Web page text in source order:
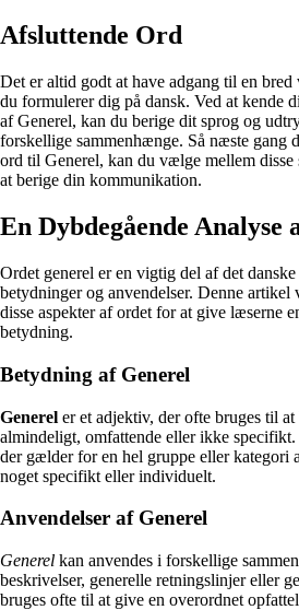
Afsluttende Ord
Det er altid godt at have adgang til en
du formulerer dig på dansk. Ved at kende
af Generel, kan du berige dit sprog og
forskellige sammenhænge. Så næste gang
ord til Generel, kan du vælge mellem
at berige din kommunikation.
En Dybdegående Analyse
Ordet generel er en vigtig del af det
betydninger og anvendelser. Denne
disse aspekter af ordet for at give læserne
betydning.
Betydning af Generel
Generel er et adjektiv, der ofte bruges til
almindeligt, omfattende eller ikke
der gælder for en hel gruppe eller kategori
noget specifikt eller individuelt.
Anvendelser af Generel
Generel kan anvendes i forskellige
beskrivelser, generelle retningslinjer eller
bruges ofte til at give en overordnet